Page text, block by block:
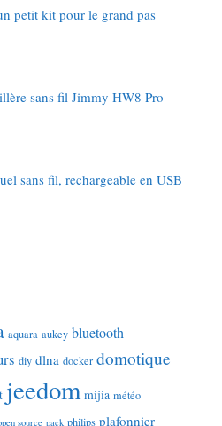
petit kit pour le grand pas
sans fil Jimmy HW8 Pro
sans fil, rechargeable en USB
aquara aukey bluetooth
diy dlna docker domotique
jeedom mijia météo
source pack philips plafonnier